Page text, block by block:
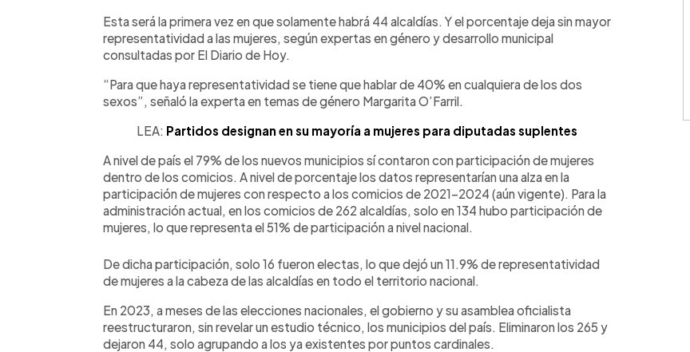
Esta será la primera vez en que solamente habrá 44 alcaldías. Y el porcentaje deja sin mayor
representatividad a las mujeres, según expertas en género y desarrollo municipal
consultadas por El Diario de Hoy.
“Para que haya representatividad se tiene que hablar de 40% en cualquiera de los dos
sexos”, señaló la experta en temas de género Margarita O’Farril.
LEA: Partidos designan en su mayoría a mujeres para diputadas suplentes
A nivel de país el 79% de los nuevos municipios sí contaron con participación de mujeres
dentro de los comicios. A nivel de porcentaje los datos representarían una alza en la
participación de mujeres con respecto a los comicios de 2021-2024 (aún vigente). Para la
administración actual, en los comicios de 262 alcaldías, solo en 134 hubo participación de
mujeres, lo que representa el 51% de participación a nivel nacional.
De dicha participación, solo 16 fueron electas, lo que dejó un 11.9% de representatividad
de mujeres a la cabeza de las alcaldías en todo el territorio nacional.
En 2023, a meses de las elecciones nacionales, el gobierno y su asamblea oficialista
reestructuraron, sin revelar un estudio técnico, los municipios del país. Eliminaron los 265 y
dejaron 44, solo agrupando a los ya existentes por puntos cardinales.